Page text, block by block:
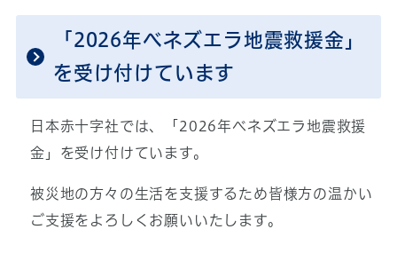
「2026年ベネズエラ地震救援金」
を受け付けています
日本赤十字社では、「2026年ベネズエラ地震救援
金」を受け付けています。
被災地の方々の生活を支援するため皆様方の温かい
ご支援をよろしくお願いいたします。